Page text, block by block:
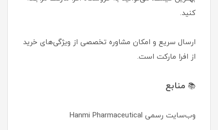
کنید.
ارسال سریع و امکان مشاوره تخصصی از ویژگی‌های خرید
از افرا مارکت است.
📚 منابع
وب‌سایت رسمی Hanmi Pharmaceutical